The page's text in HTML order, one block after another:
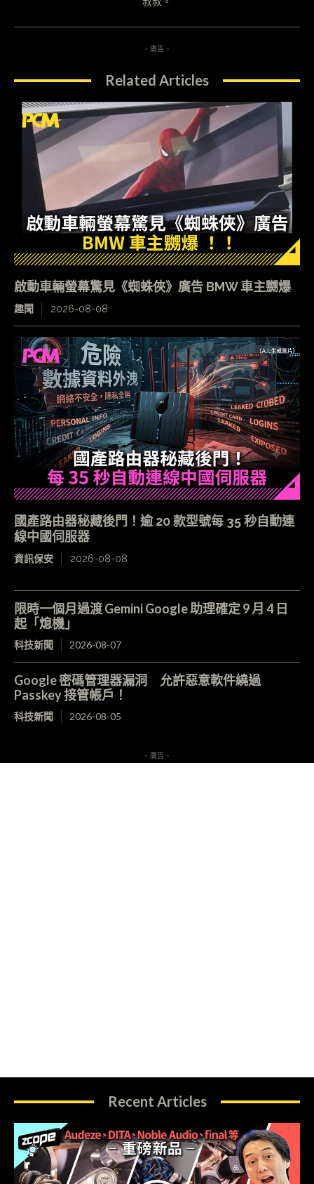
- 廣告 -
Related Articles
啟動車輛螢幕驚見《蜘蛛俠》廣告 BMW 車主嬲爆
趣聞 2026-08-08
國產路由器秘藏後門！逾 20 款型號每 35 秒自動連
線中國伺服器
資訊保安 2026-08-08
限時一個月過渡 Gemini Google 助理確定 9 月 4 日
起「熄機」
科技新聞 2026-08-07
Google 密碼管理器漏洞 允許惡意軟件繞過
Passkey 接管帳戶！
科技新聞 2026-08-05
- 廣告 -
Recent Articles